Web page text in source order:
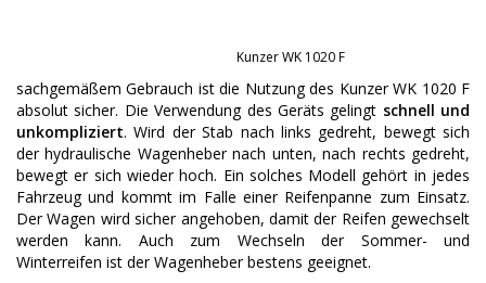
Kunzer WK 1020 F
sachgemäßem Gebrauch ist die Nutzung des Kunzer WK 1020 F
absolut sicher. Die Verwendung des Geräts gelingt schnell und
unkompliziert. Wird der Stab nach links gedreht, bewegt sich
der hydraulische Wagenheber nach unten, nach rechts gedreht,
bewegt er sich wieder hoch. Ein solches Modell gehört in jedes
Fahrzeug und kommt im Falle einer Reifenpanne zum Einsatz.
Der Wagen wird sicher angehoben, damit der Reifen gewechselt
werden kann. Auch zum Wechseln der Sommer- und
Winterreifen ist der Wagenheber bestens geeignet.